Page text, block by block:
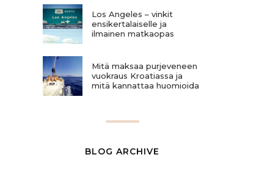
Los Angeles – vinkit
ensikertalaiselle ja
ilmainen matkaopas
Mitä maksaa purjeveneen
vuokraus Kroatiassa ja
mitä kannattaa huomioida
BLOG ARCHIVE